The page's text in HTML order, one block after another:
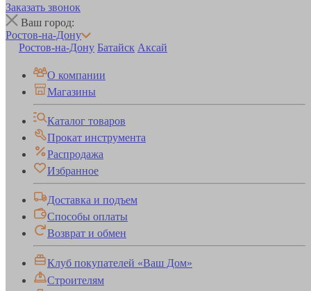
Заказать звонок
Ваш город:
Ростов-на-Дону
Ростов-на-Дону Батайск Аксай
О компании
Магазины
Каталог товаров
Прокат инструмента
Распродажа
Избранное
Доставка и подъем
Способы оплаты
Возврат и обмен
Клуб покупателей «Ваш Дом»
Строителям